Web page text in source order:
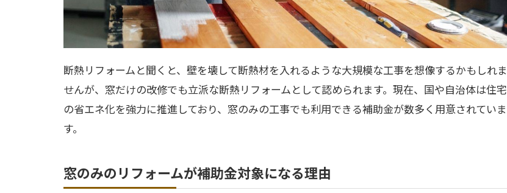
断熱リフォームと聞くと、壁を壊して断熱材を入れるような大規模な工事を想像するかもしれま
せんが、窓だけの改修でも立派な断熱リフォームとして認められます。現在、国や自治体は住宅
の省エネ化を強力に推進しており、窓のみの工事でも利用できる補助金が数多く用意されていま
す。
窓のみのリフォームが補助金対象になる理由